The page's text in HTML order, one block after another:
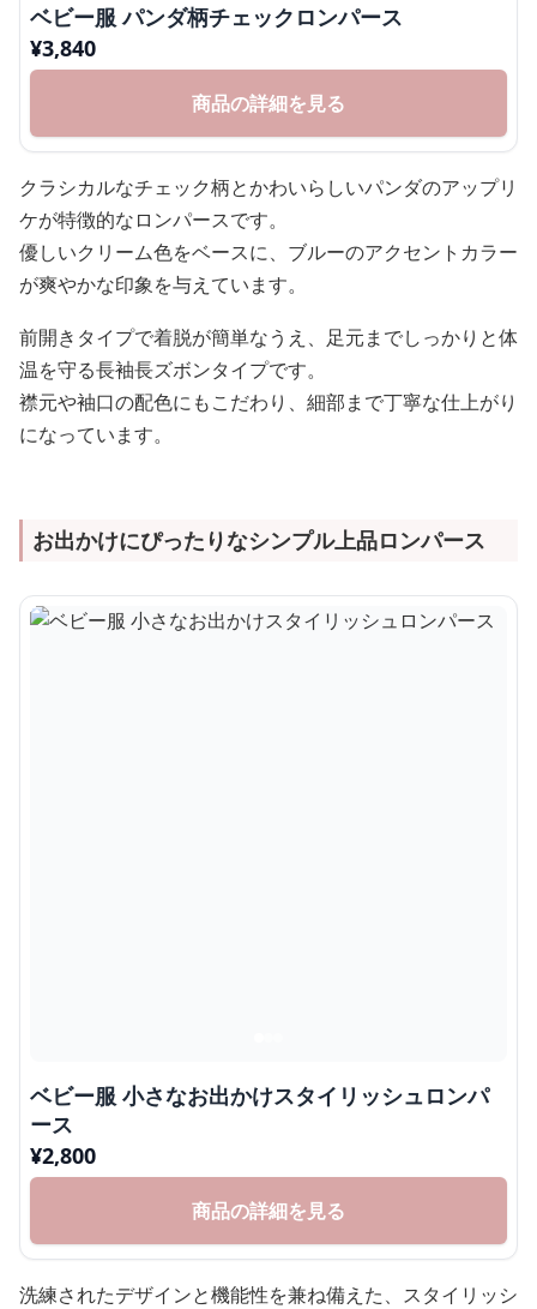
ベビー服 パンダ柄チェックロンパース
¥3,840
商品の詳細を見る
クラシカルなチェック柄とかわいらしいパンダのアップリ
ケが特徴的なロンパースです。
優しいクリーム色をベースに、ブルーのアクセントカラー
が爽やかな印象を与えています。
前開きタイプで着脱が簡単なうえ、足元までしっかりと体
温を守る長袖長ズボンタイプです。
襟元や袖口の配色にもこだわり、細部まで丁寧な仕上がり
になっています。
お出かけにぴったりなシンプル上品ロンパース
ベビー服 小さなお出かけスタイリッシュロンパ
ース
¥2,800
商品の詳細を見る
洗練されたデザインと機能性を兼ね備えた、スタイリッシ